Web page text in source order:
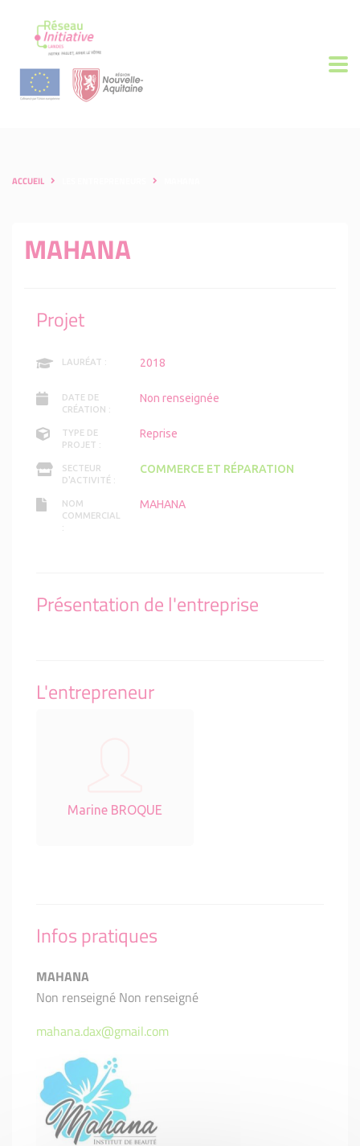
ACCUEIL
MAHANA
Projet
LAURÉAT : 2018
DATE DE
CRÉATION :
Non renseignée
TYPE DE
PROJET :
Reprise
SECTEUR
D'ACTIVITÉ :
COMMERCE ET RÉPARATION
NOM
COMMERCIAL
:
MAHANA
Présentation de l'entreprise
L'entrepreneur
Marine BROQUE
Infos pratiques
MAHANA
Non renseigné Non renseigné
mahana.dax@gmail.com